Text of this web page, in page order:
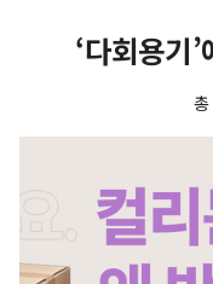
‘다회용기
총